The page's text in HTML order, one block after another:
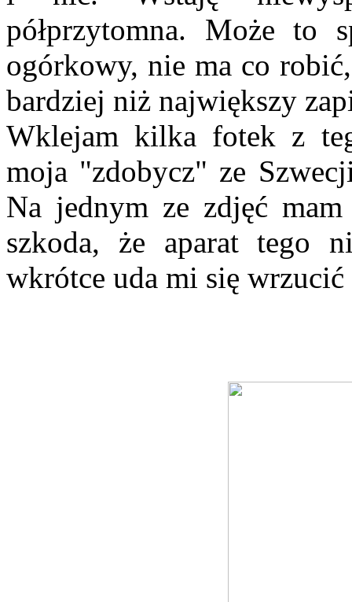
półprzytomna. Może to
ogórkowy, nie ma co
bardziej niż największy
Wklejam kilka fotek z
moja "zdobycz" ze
Na jednym ze zdjęć
szkoda, że aparat tego
wkrótce uda mi się